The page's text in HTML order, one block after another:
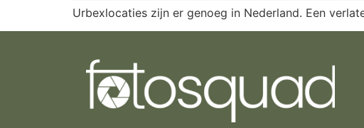
Urbexlocaties zijn er genoeg in Nederland. Een